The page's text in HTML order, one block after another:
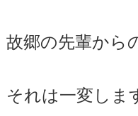
故郷の先輩から
それは一変しま